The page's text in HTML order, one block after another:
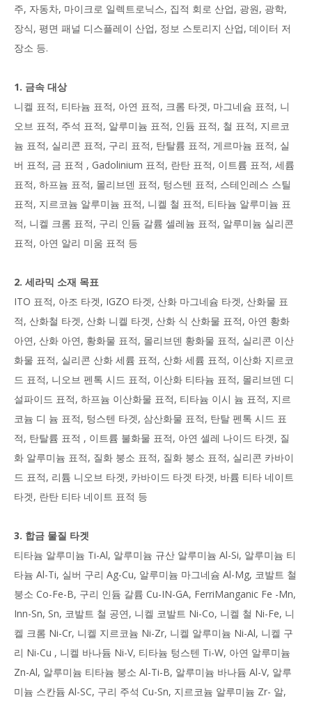
주, 자동차, 마이크로 일렉트로닉스, 집적 회로 산업, 광원, 광학,
장식, 평면 패널 디스플레이 산업, 정보 스토리지 산업, 데이터 저
장소 등.
1. 금속 대상
니켈 표적, 티타늄 표적, 아연 표적, 크롬 타겟, 마그네슘 표적, 니
오브 표적, 주석 표적, 알루미늄 표적, 인듐 표적, 철 표적, 지르코
늄 표적, 실리콘 표적, 구리 표적, 탄탈륨 표적, 게르마늄 표적, 실
버 표적, 금 표적 , Gadolinium 표적, 란탄 표적, 이트륨 표적, 세륨
표적, 하프늄 표적, 몰리브덴 표적, 텅스텐 표적, 스테인레스 스틸
표적, 지르코늄 알루미늄 표적, 니켈 철 표적, 티타늄 알루미늄 표
적, 니켈 크롬 표적, 구리 인듐 갈륨 셀레늄 표적, 알루미늄 실리콘
표적, 아연 알리 미움 표적 등
2. 세라믹 소재 목표
ITO 표적, 아조 타겟, IGZO 타겟, 산화 마그네슘 타겟, 산화물 표
적, 산화철 타겟, 산화 니켈 타겟, 산화 식 산화물 표적, 아연 황화
아연, 산화 아연, 황화물 표적, 몰리브덴 황화물 표적, 실리콘 이산
화물 표적, 실리콘 산화 세륨 표적, 산화 세륨 표적, 이산화 지르코
드 표적, 니오브 펜톡 시드 표적, 이산화 티타늄 표적, 몰리브덴 디
설파이드 표적, 하프늄 이산화물 표적, 티타늄 이시 늄 표적, 지르
코늄 디 늄 표적, 텅스텐 타겟, 삼산화물 표적, 탄탈 펜톡 시드 표
적, 탄탈륨 표적 , 이트륨 불화물 표적, 아연 셀레 나이드 타겟, 질
화 알루미늄 표적, 질화 붕소 표적, 질화 붕소 표적, 실리콘 카바이
드 표적, 리튬 니오브 타겟, 카바이드 타겟 타겟, 바륨 티타 네이트
타겟, 란탄 티타 네이트 표적 등
3. 합금 물질 타겟
티타늄 알루미늄 Ti-Al, 알루미늄 규산 알루미늄 Al-Si, 알루미늄 티
타늄 Al-Ti, 실버 구리 Ag-Cu, 알루미늄 마그네슘 Al-Mg, 코발트 철
붕소 Co-Fe-B, 구리 인듐 갈륨 Cu-IN-GA, FerriManganic Fe -Mn,
Inn-Sn, Sn, 코발트 철 공연, 니켈 코발트 Ni-Co, 니켈 철 Ni-Fe, 니
켈 크롬 Ni-Cr, 니켈 지르코늄 Ni-Zr, 니켈 알루미늄 Ni-Al, 니켈 구
리 Ni-Cu , 니켈 바나듐 Ni-V, 티타늄 텅스텐 Ti-W, 아연 알루미늄
Zn-Al, 알루미늄 티타늄 붕소 Al-Ti-B, 알루미늄 바나듐 Al-V, 알루
미늄 스칸듐 Al-SC, 구리 주석 Cu-Sn, 지르코늄 알루미늄 Zr- 알,